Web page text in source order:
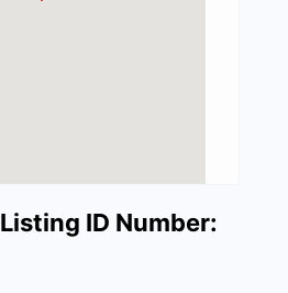
Listing ID Number: